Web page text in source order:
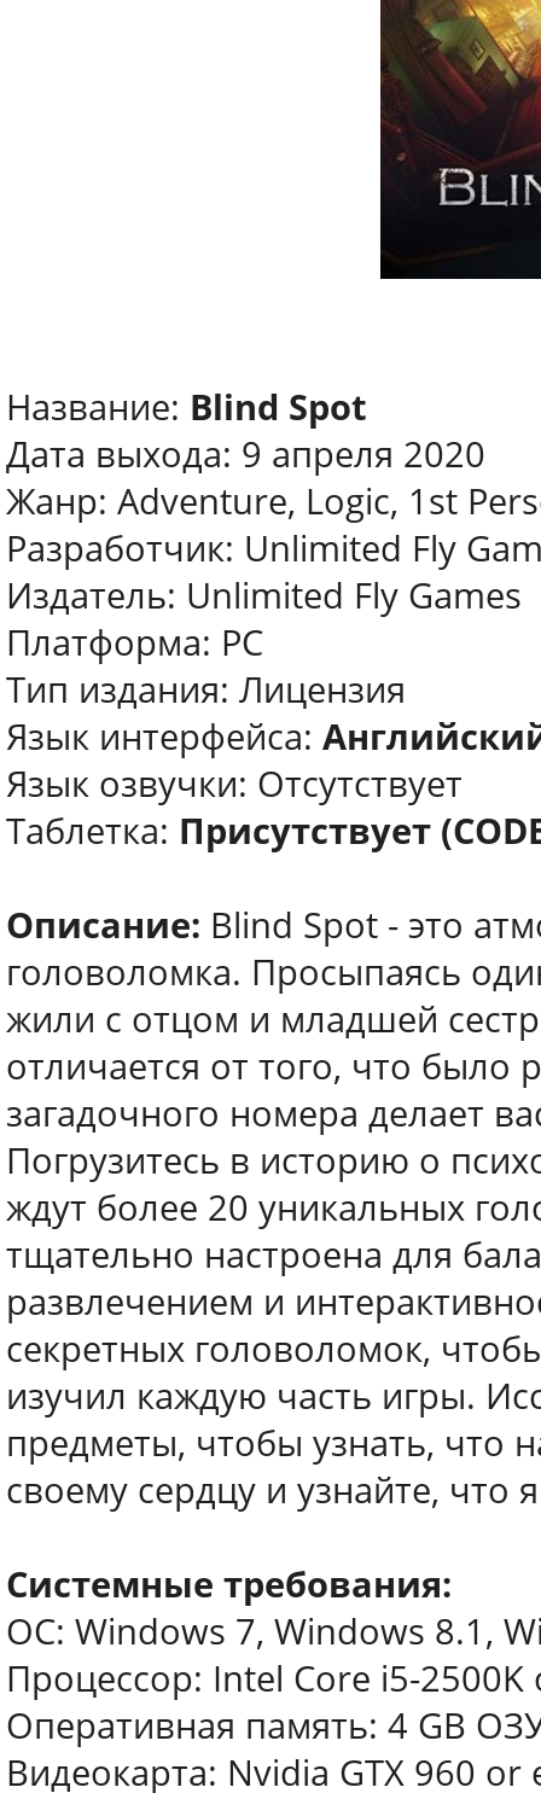
Название: Blind Spot
Дата выхода: 9 апреля 2020
Жанр: Adventure, Logic, 1st
Разработчик: Unlimited Fly
Издатель: Unlimited Fly Games
Платформа: PC
Тип издания: Лицензия
Язык интерфейса:
Язык озвучки: Отсутствует
Таблетка: Присутствует
Описание: Blind Spot - это
головоломка. Просыпаясь
жили с отцом и младшей
отличается от того, что
загадочного номера делает
Погрузитесь в историю о
ждут более 20 уникальных
тщательно настроена для
развлечением и
секретных головоломок,
изучил каждую часть игры.
предметы, чтобы узнать, что
своему сердцу и узнайте, что
Системные требования:
ОС: Windows 7, Windows 8.1,
Процессор: Intel Core i5-
Оперативная память: 4 GB
Видеокарта: Nvidia GTX 960 or